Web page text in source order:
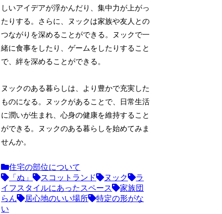
しいアイデアが浮かんだり、集中力が上がっ
たりする。さらに、ヌックは家族や友人との
つながりを深めることができる。ヌックで一
緒に食事をしたり、ゲームをしたりすること
で、絆を深めることができる。
ヌックのある暮らしは、より豊かで充実した
ものになる。ヌックがあることで、日常生活
に潤いが生まれ、心身の健康を維持すること
ができる。ヌックのある暮らしを始めてみま
せんか。
住宅の部位について
「ぬ」
スコットランド ヌック
ラ
イフスタイルにあったスペース
家族団
らん
居心地のいい場所
特定の形がな
い